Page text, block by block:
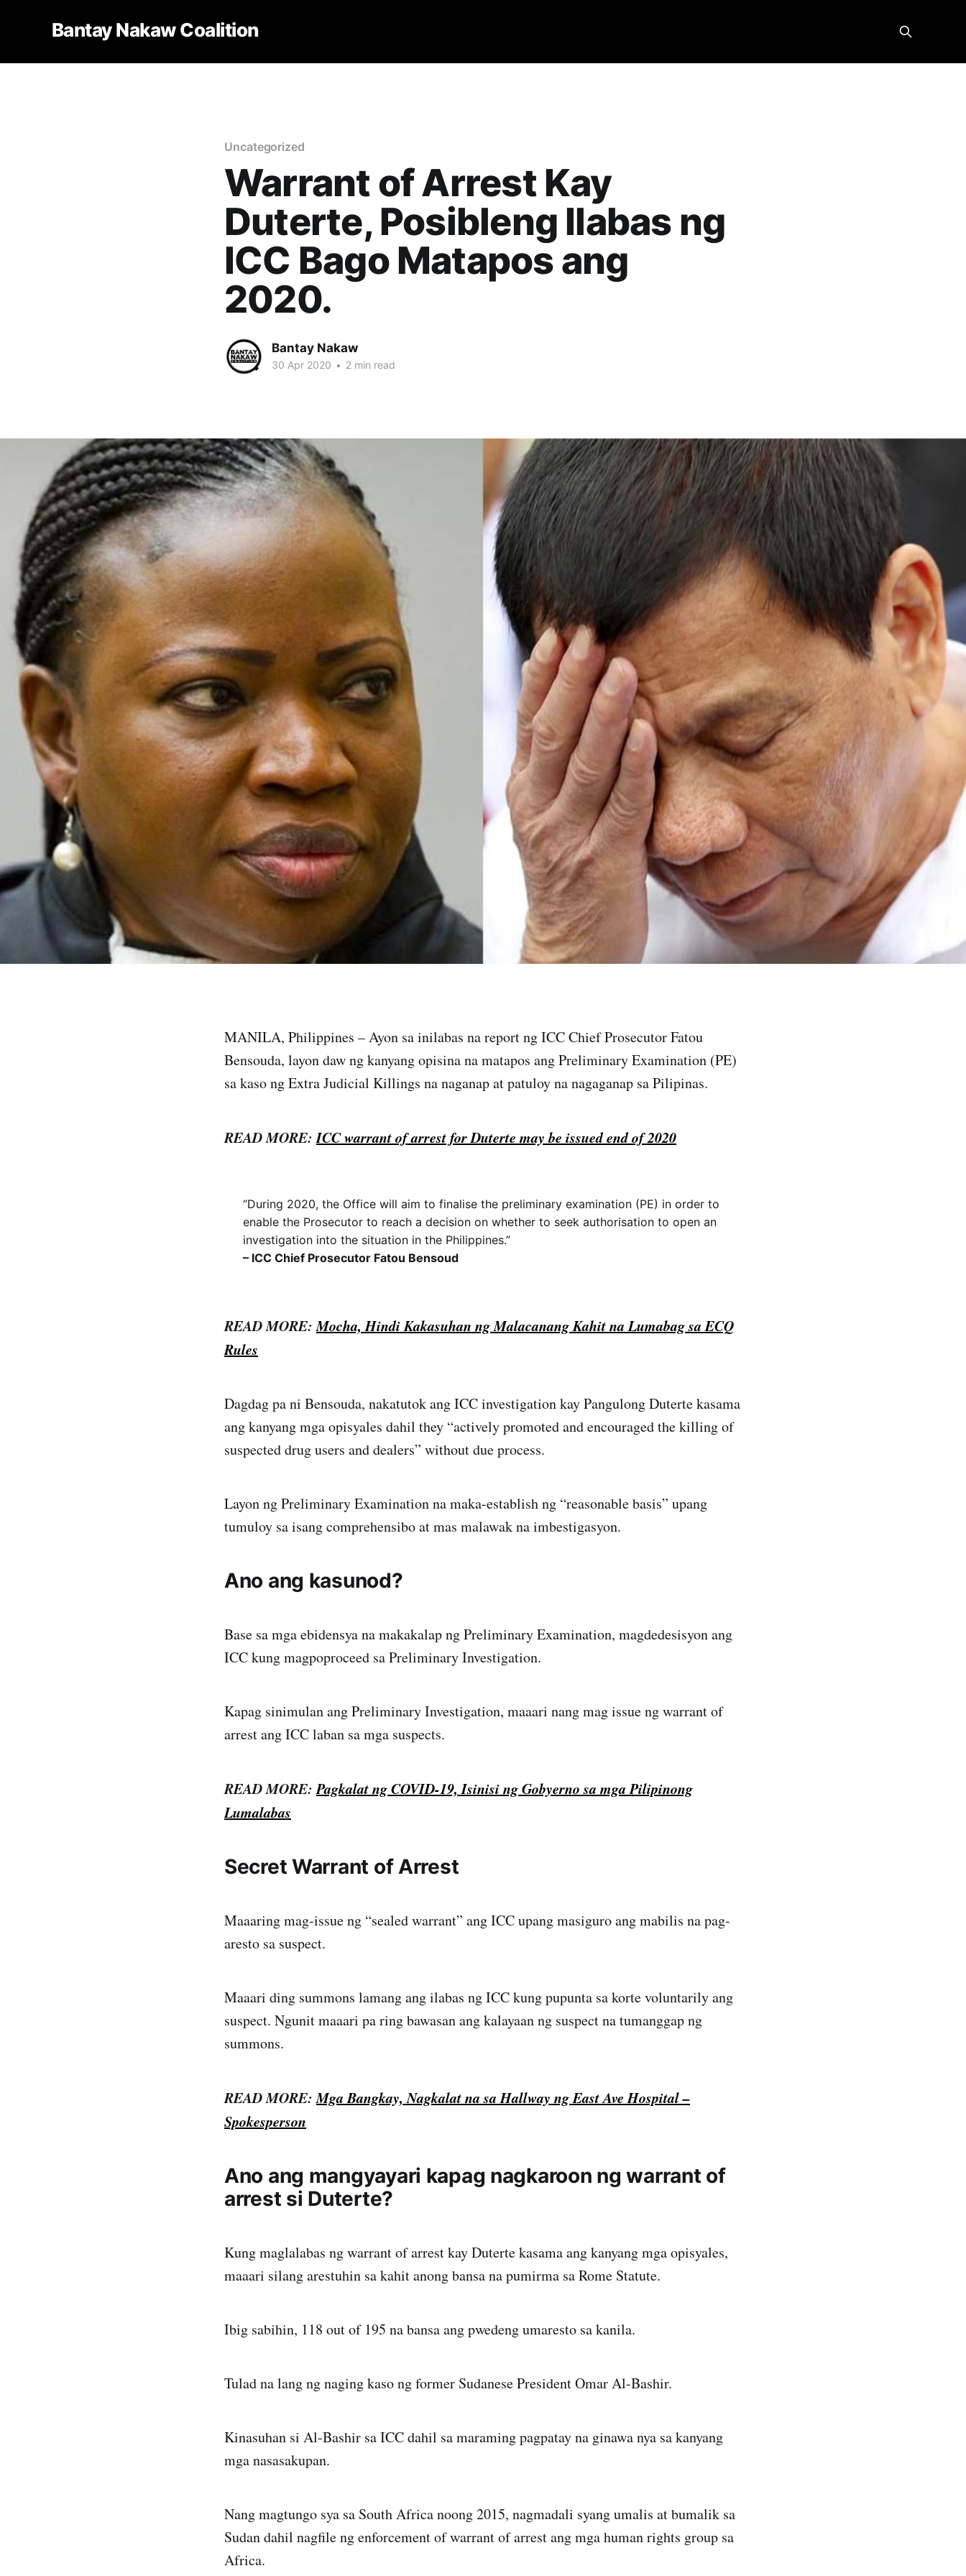
Bantay Nakaw Coalition
Uncategorized
Warrant of Arrest Kay
Duterte, Posibleng Ilabas ng
ICC Bago Matapos ang
2020.
Bantay Nakaw
30 Apr 2020 • 2 min read
MANILA, Philippines – Ayon sa inilabas na report ng ICC Chief Prosecutor Fatou
Bensouda, layon daw ng kanyang opisina na matapos ang Preliminary Examination (PE)
sa kaso ng Extra Judicial Killings na naganap at patuloy na nagaganap sa Pilipinas.
READ MORE:ICC warrant of arrest for Duterte may be issued end of 2020
“During 2020, the Office will aim to finalise the preliminary examination (PE) in order to
enable the Prosecutor to reach a decision on whether to seek authorisation to open an
investigation into the situation in the Philippines.”
– ICC Chief Prosecutor Fatou Bensoud
READ MORE:Mocha, Hindi Kakasuhan ng Malacanang Kahit na Lumabag sa ECQ
Rules
Dagdag pa ni Bensouda, nakatutok ang ICC investigation kay Pangulong Duterte kasama
ang kanyang mga opisyales dahil they “actively promoted and encouraged the killing of
suspected drug users and dealers” without due process.
Layon ng Preliminary Examination na maka-establish ng “reasonable basis” upang
tumuloy sa isang comprehensibo at mas malawak na imbestigasyon.
Ano ang kasunod?
Base sa mga ebidensya na makakalap ng Preliminary Examination, magdedesisyon ang
ICC kung magpoproceed sa Preliminary Investigation.
Kapag sinimulan ang Preliminary Investigation, maaari nang mag issue ng warrant of
arrest ang ICC laban sa mga suspects.
READ MORE:Pagkalat ng COVID-19, Isinisi ng Gobyerno sa mga Pilipinong
Lumalabas
Secret Warrant of Arrest
Maaaring mag-issue ng “sealed warrant” ang ICC upang masiguro ang mabilis na pag-
aresto sa suspect.
Maaari ding summons lamang ang ilabas ng ICC kung pupunta sa korte voluntarily ang
suspect. Ngunit maaari pa ring bawasan ang kalayaan ng suspect na tumanggap ng
summons.
READ MORE:Mga Bangkay, Nagkalat na sa Hallway ng East Ave Hospital –
Spokesperson
Ano ang mangyayari kapag nagkaroon ng warrant of
arrest si Duterte?
Kung maglalabas ng warrant of arrest kay Duterte kasama ang kanyang mga opisyales,
maaari silang arestuhin sa kahit anong bansa na pumirma sa Rome Statute.
Ibig sabihin, 118 out of 195 na bansa ang pwedeng umaresto sa kanila.
Tulad na lang ng naging kaso ng former Sudanese President Omar Al-Bashir.
Kinasuhan si Al-Bashir sa ICC dahil sa maraming pagpatay na ginawa nya sa kanyang
mga nasasakupan.
Nang magtungo sya sa South Africa noong 2015, nagmadali syang umalis at bumalik sa
Sudan dahil nagfile ng enforcement of warrant of arrest ang mga human rights group sa
Africa.